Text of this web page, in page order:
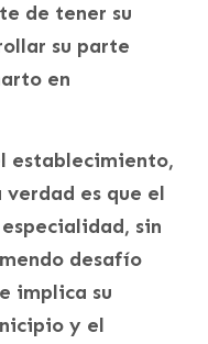
de tener su
su parte
en
establecimiento,
es que el
sin
desafío
implica su
y el